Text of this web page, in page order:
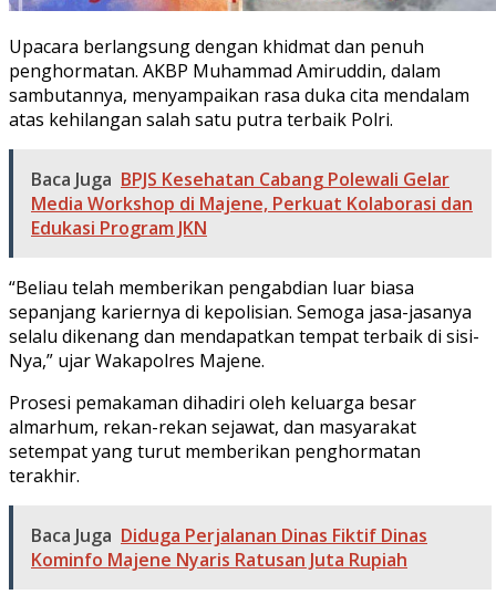
Upacara berlangsung dengan khidmat dan penuh
penghormatan. AKBP Muhammad Amiruddin, dalam
sambutannya, menyampaikan rasa duka cita mendalam
atas kehilangan salah satu putra terbaik Polri.
Baca Juga BPJS Kesehatan Cabang Polewali Gelar
Media Workshop di Majene, Perkuat Kolaborasi dan
Edukasi Program JKN
“Beliau telah memberikan pengabdian luar biasa
sepanjang kariernya di kepolisian. Semoga jasa-jasanya
selalu dikenang dan mendapatkan tempat terbaik di sisi-
Nya,” ujar Wakapolres Majene.
Prosesi pemakaman dihadiri oleh keluarga besar
almarhum, rekan-rekan sejawat, dan masyarakat
setempat yang turut memberikan penghormatan
terakhir.
Baca Juga Diduga Perjalanan Dinas Fiktif Dinas
Kominfo Majene Nyaris Ratusan Juta Rupiah